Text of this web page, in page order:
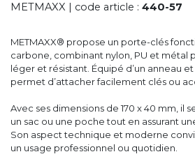
METMAXX | code article : 440-57
METMAXX® propose un porte-clés
carbone, combinant nylon, PU et métal
léger et résistant. Équipé d’un anneau
permet d’attacher facilement clés ou
Avec ses dimensions de 170 x 40 mm, il
un sac ou une poche tout en assurant
Son aspect technique et moderne
un usage professionnel ou quotidien.